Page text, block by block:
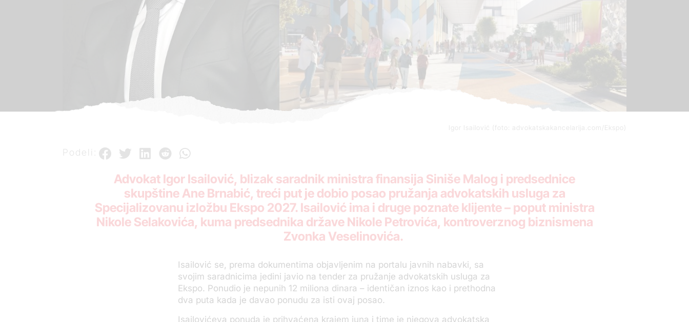
Igor Isailović (foto: advokatskakancelarija.com/Ekspo)
Podeli:
Advokat Igor Isailović, blizak saradnik ministra finansija Siniše Malog i predsednice
skupštine Ane Brnabić, treći put je dobio posao pružanja advokatskih usluga za
Specijalizovanu izložbu Ekspo 2027. Isailović ima i druge poznate klijente – poput ministra
Nikole Selakovića, kuma predsednika države Nikole Petrovića, kontroverznog biznismena
Zvonka Veselinovića.
Isailović se, prema dokumentima objavljenim na portalu javnih nabavki, sa
svojim saradnicima jedini javio na tender za pružanje advokatskih usluga za
Ekspo. Ponudio je nepunih 12 miliona dinara – identičan iznos kao i prethodna
dva puta kada je davao ponudu za isti ovaj posao.
Isailovićeva ponuda je prihvaćena krajem juna i time je njegova advokatska